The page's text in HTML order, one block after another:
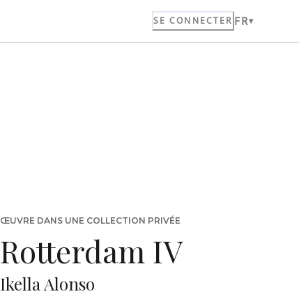
SE CONNECTER FR
ŒUVRE DANS UNE COLLECTION PRIVÉE
Rotterdam IV
Ikella Alonso